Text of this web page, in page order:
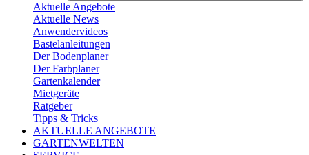
Aktuelle Angebote
Aktuelle News
Anwendervideos
Bastelanleitungen
Der Bodenplaner
Der Farbplaner
Gartenkalender
Mietgeräte
Ratgeber
Tipps & Tricks
AKTUELLE ANGEBOTE
GARTENWELTEN